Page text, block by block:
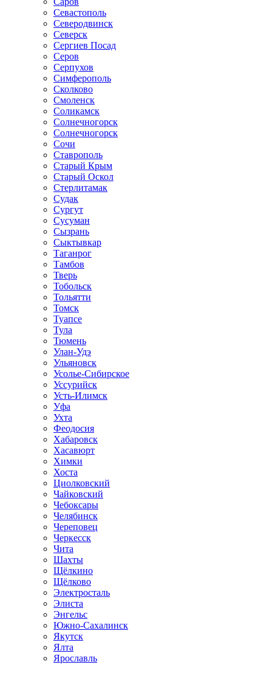
Севастополь
Северодвинск
Северск
Сергиев Посад
Серов
Серпухов
Симферополь
Сколково
Смоленск
Соликамск
Солнечногорск
Солнечногорск
Сочи
Ставрополь
Старый Крым
Старый Оскол
Стерлитамак
Судак
Сургут
Сусуман
Сызрань
Сыктывкар
Таганрог
Тамбов
Тверь
Тобольск
Тольятти
Томск
Туапсе
Тула
Тюмень
Улан-Удэ
Ульяновск
Усолье-Сибирское
Уссурийск
Усть-Илимск
Уфа
Ухта
Феодосия
Хабаровск
Хасавюрт
Химки
Хоста
Циолковский
Чайковский
Чебоксары
Челябинск
Череповец
Черкесск
Чита
Шахты
Щёлкино
Щёлково
Электросталь
Элиста
Энгельс
Южно-Сахалинск
Якутск
Ялта
Ярославль